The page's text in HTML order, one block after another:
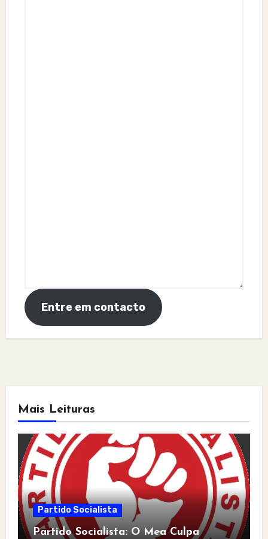
Entre em contacto
Mais Leituras
Partido Socialista
Partido Socialista: O Mea Culpa